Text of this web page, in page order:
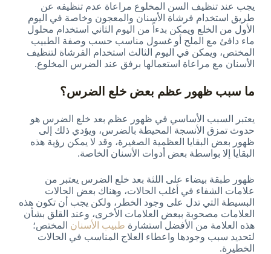
يجب عند تنظيف السن المخلوع مراعاة عدم تنظيفه عن
طريق استخدام فرشاة الأسنان والمعجون وخاصة في اليوم
الأول من الخلع ويمكن بدءاً من اليوم الثاني استخدام محلول
ماء دافئ مع الملح أو غسول مناسب حسب وصفة الطبيب
المختص، ويمكن في اليوم الثالث استخدام الفرشاة لتنظيف
الأسنان مع مراعاة استعمالها برفق عند الضرس المخلوع.
ما سبب ظهور عظم بعض خلع الضرس؟
يعتبر السبب الأساسي في ظهور عظم بعد خلع الضرس هو
حدوث تمزق الأنسجة المحيطة بالضرس، ويؤدي ذلك إلى
ظهور بعض البقايا العظمية الصغيرة، وقد لا يمكن رؤية هذه
البقايا إلا بواسطة بعض أدوات الأسنان الخاصة.
ظهور طبقة بيضاء على اللثة بعد خلع الضرس يعتبر من
علامات الشفاء في أغلب الحالات، وهناك بعض الحالات
البسيطة التي تدل على وجود الخطر، ولكن يجب أن تكون هذه
العلامات مصحوبة ببعض العلامات الأخرى، وعند القلق بشأن
هذه العلامة من الأفضل استشارة طبيب الأسنان المختص؛
لتحديد سبب وجودها واعطاء العلاج المناسب في الحالات
الخطيرة.